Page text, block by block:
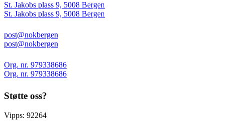
St. Jakobs plass 9, 5008 Bergen
St. Jakobs plass 9, 5008 Bergen
post@nokbergen
post@nokbergen
Org. nr. 979338686
Org. nr. 979338686
Støtte oss?
Vipps: 92264